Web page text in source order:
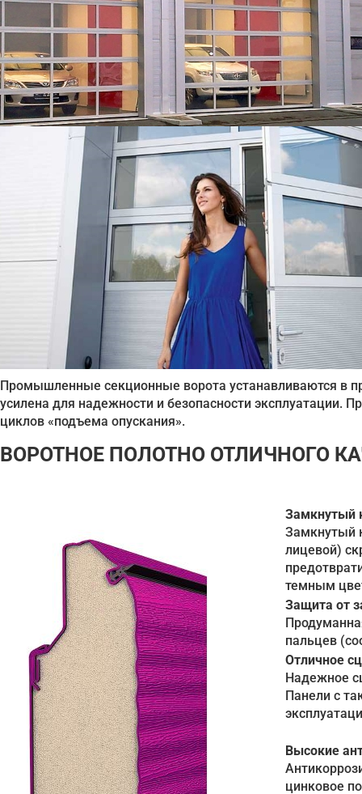
Промышленные секционные ворота устанавливаются в
усилена для надежности и безопасности эксплуатации.
циклов «подъема опускания».
ВОРОТНОЕ ПОЛОТНО ОТЛИЧНОГО
Замкнутый
Замкнутый
лицевой)
темным
Защита от
пальцев
Отличное
Надежное
Панели с
Высокие
цинковое